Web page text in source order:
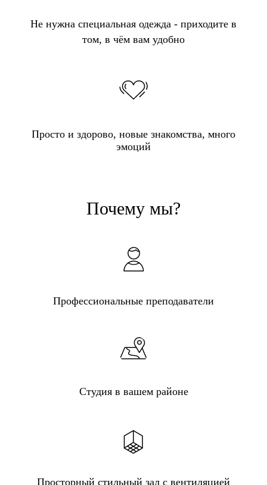
Не нужна специальная одежда - приходите в
том, в чём вам удобно
Просто и здорово, новые знакомства, много
эмоций
Почему мы?
Профессиональные преподаватели
Студия в вашем районе
Просторный стильный зал с вентиляцией